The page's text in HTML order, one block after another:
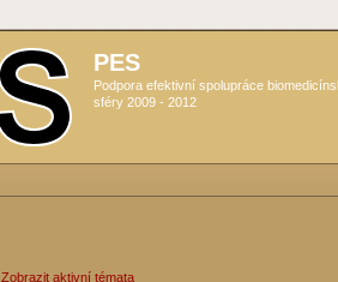
PES
Podpora efektivní spolupráce
sféry 2009 - 2012
Zobrazit aktivní témata